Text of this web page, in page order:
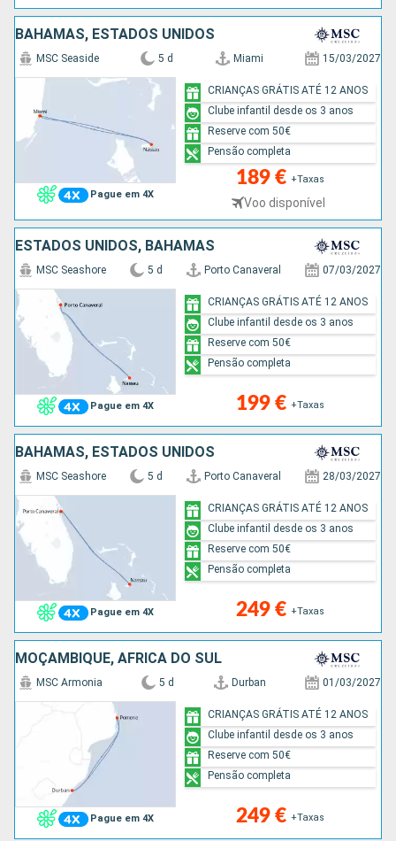
BAHAMAS, ESTADOS UNIDOS
Pague em 4X
MSC Seaside 5 d Miami 15/03/2027
189 € +Taxas
Voo disponível
CRIANÇAS GRÁTIS ATÉ 12 ANOS
Clube infantil desde os 3 anos
Reserve com 50€
Pensão completa
ESTADOS UNIDOS, BAHAMAS
Pague em 4X
MSC Seashore 5 d Porto Canaveral 07/03/2027
199 € +Taxas
CRIANÇAS GRÁTIS ATÉ 12 ANOS
Clube infantil desde os 3 anos
Reserve com 50€
Pensão completa
BAHAMAS, ESTADOS UNIDOS
Pague em 4X
MSC Seashore 5 d Porto Canaveral 28/03/2027
249 € +Taxas
CRIANÇAS GRÁTIS ATÉ 12 ANOS
Clube infantil desde os 3 anos
Reserve com 50€
Pensão completa
MOÇAMBIQUE, AFRICA DO SUL
Pague em 4X
MSC Armonia 5 d Durban 01/03/2027
249 € +Taxas
CRIANÇAS GRÁTIS ATÉ 12 ANOS
Clube infantil desde os 3 anos
Reserve com 50€
Pensão completa